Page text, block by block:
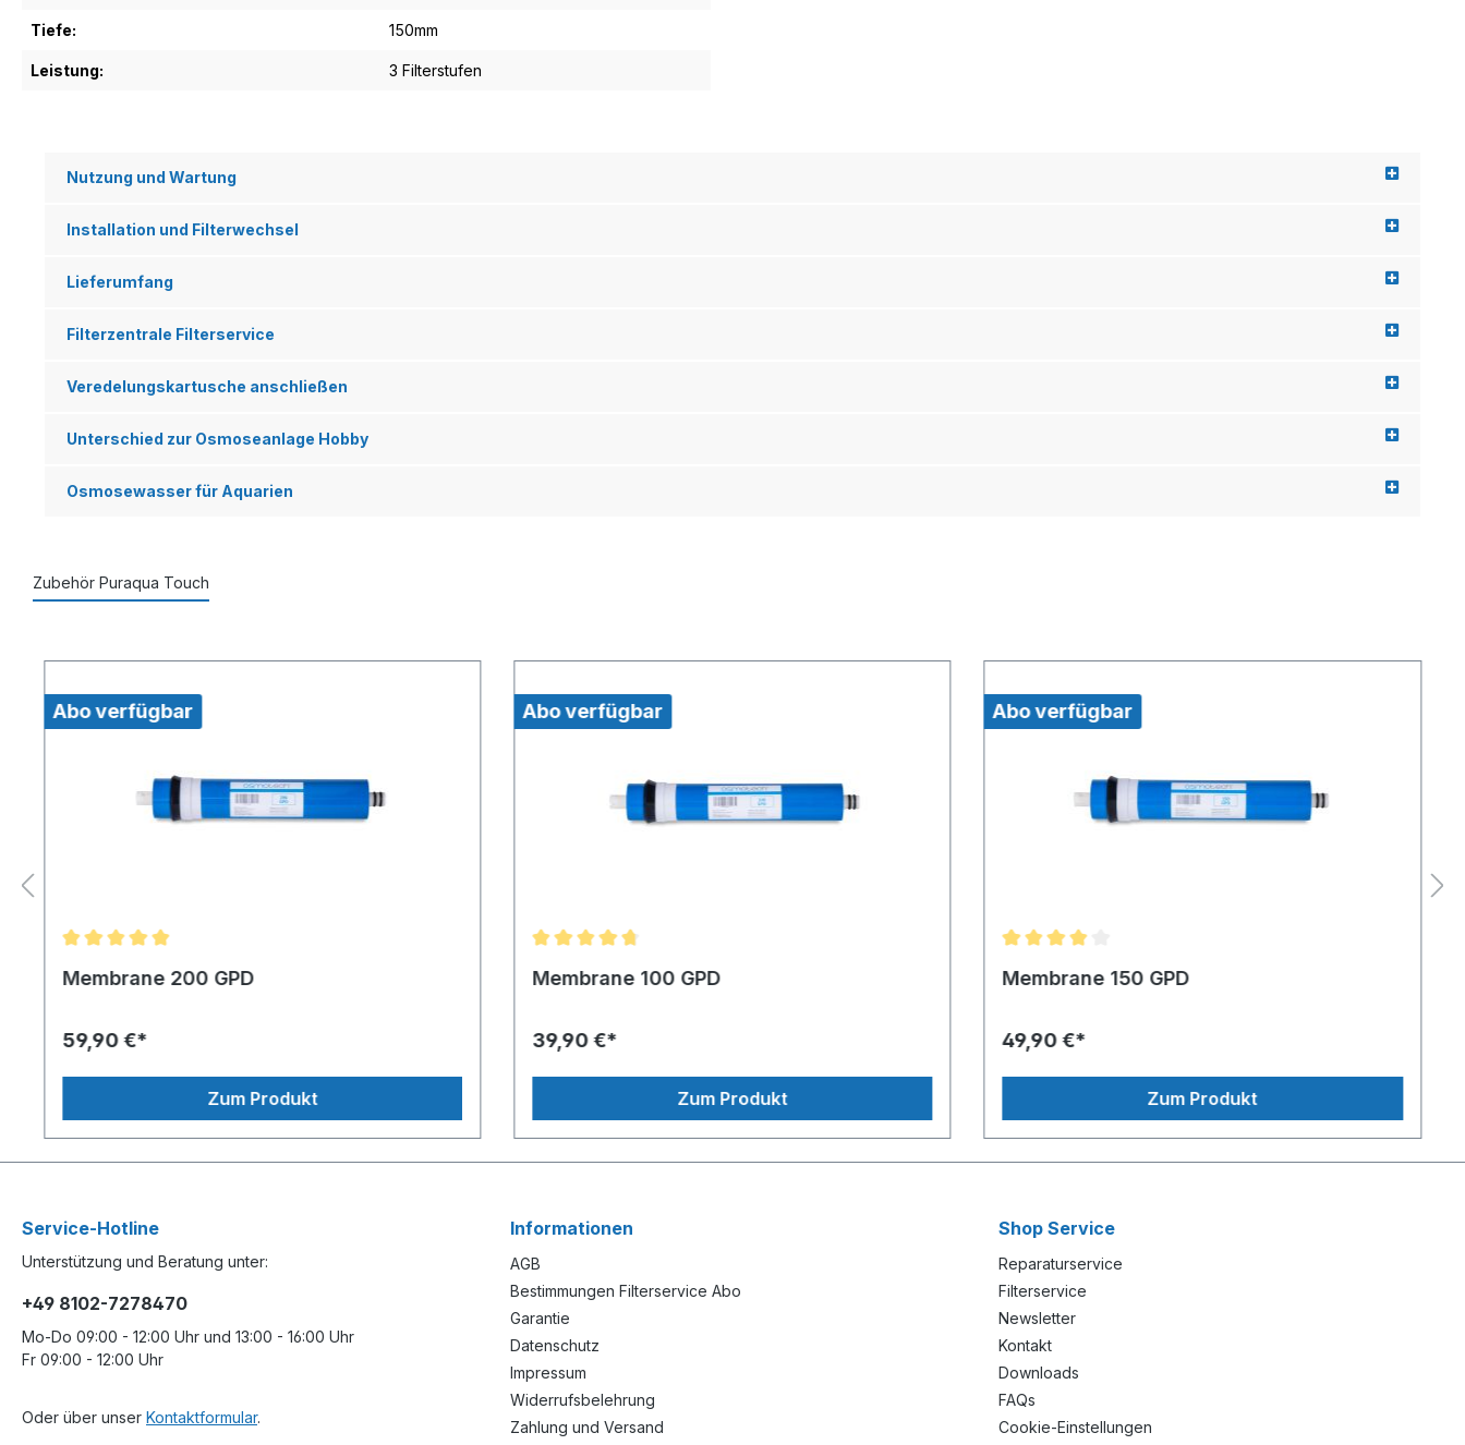
Tiefe: 150mm
Leistung: 3 Filterstufen
Nutzung und Wartung
Installation und Filterwechsel
Lieferumfang
Filterzentrale Filterservice
Veredelungskartusche anschließen
Unterschied zur Osmoseanlage Hobby
Osmosewasser für Aquarien
Zubehör Puraqua Touch
Abo verfügbar
Membrane 200 GPD
59,90 €*
Zum Produkt
Abo verfügbar
Membrane 100 GPD
39,90 €*
Zum Produkt
Abo verfügbar
Membrane 150 GPD
49,90 €*
Zum Produkt
Service-Hotline
Unterstützung und Beratung unter:
+49 8102-7278470
Mo-Do 09:00 - 12:00 Uhr und 13:00 - 16:00 Uhr
Fr 09:00 - 12:00 Uhr
Oder über unser Kontaktformular.
Informationen
AGB
Bestimmungen Filterservice Abo
Garantie
Datenschutz
Impressum
Widerrufsbelehrung
Zahlung und Versand
Shop Service
Reparaturservice
Filterservice
Newsletter
Kontakt
Downloads
FAQs
Cookie-Einstellungen